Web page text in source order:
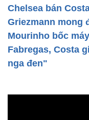
Chelsea bán
Griezmann mong
Mourinho bốc
Fabregas, Costa
nga đen"